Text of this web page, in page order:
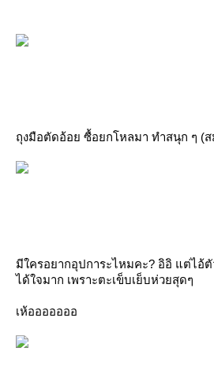
ถุงมือตัดอ้อย ซื้อยกโหลมา ทำสนุก ๆ (
มีใครอยากอุปการะไหมคะ? อิอิ แต่ไอ้
ได้ใจมาก เพราะตะเข็บเย็บห่วยสุดๆ
เห้อออออออ